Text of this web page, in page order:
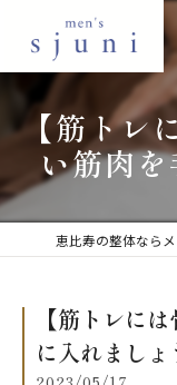
【筋トレ
い筋肉
【筋トレに
に入れましょ